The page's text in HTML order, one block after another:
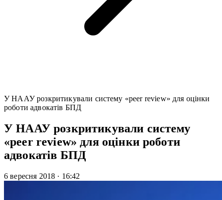
У НААУ розкритикували систему «peer review» для оцінки
роботи адвокатів БПД
У НААУ розкритикували систему
«peer review» для оцінки роботи
адвокатів БПД
6 вересня 2018 · 16:42